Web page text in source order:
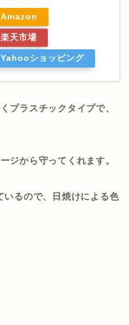
Amazon
楽天市場
Yahooショッピング
プラスチックタイプで、
ジから守ってくれます。
いるので、日焼けによる色